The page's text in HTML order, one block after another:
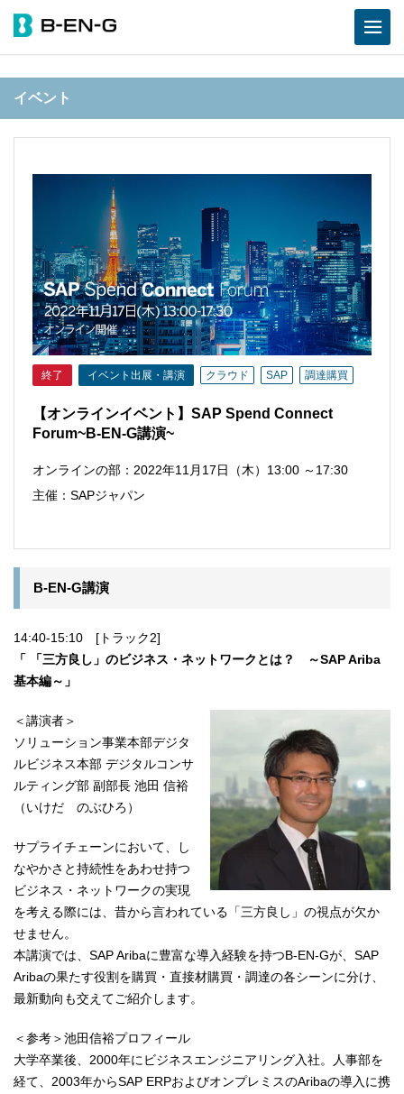
イベント
終了 イベント出展・講演 クラウド SAP 調達購買
【オンラインイベント】SAP Spend Connect
Forum~B-EN-G講演~
オンラインの部：2022年11月17日（木）13:00 ～17:30
主催：SAPジャパン
B-EN-G講演
14:40-15:10 [トラック2]
「 「三方良し」のビジネス・ネットワークとは？ ～SAP Ariba
基本編～ 」
＜講演者＞
ソリューション事業本部デジタ
ルビジネス本部 デジタルコンサ
ルティング部 副部長 池田 信裕
（いけだ のぶひろ）
サプライチェーンにおいて、し
なやかさと持続性をあわせ持つ
ビジネス・ネットワークの実現
を考える際には、昔から言われている「三方良し」の視点が欠か
せません。
本講演では、SAP Aribaに豊富な導入経験を持つB-EN-Gが、SAP
Aribaの果たす役割を購買・直接材購買・調達の各シーンに分け、
最新動向も交えてご紹介します。
＜参考＞池田信裕プロフィール
大学卒業後、2000年にビジネスエンジニアリング入社。人事部を
経て、2003年からSAP ERPおよびオンプレミスのAribaの導入に携